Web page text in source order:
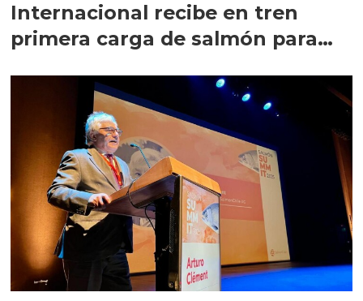
Internacional recibe en tren
primera carga de salmón para